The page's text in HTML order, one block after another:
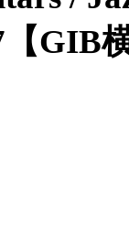
【GIB